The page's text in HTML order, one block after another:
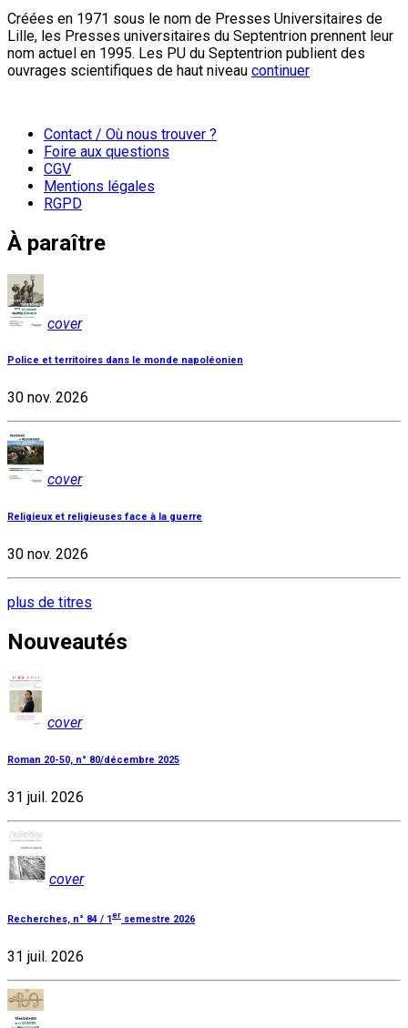
Créées en 1971 sous le nom de Presses Universitaires de
Lille, les Presses universitaires du Septentrion prennent leur
nom actuel en 1995. Les PU du Septentrion publient des
ouvrages scientifiques de haut niveau continuer
Contact / Où nous trouver ?
Foire aux questions
CGV
Mentions légales
RGPD
À paraître
cover
Police et territoires dans le monde napoléonien
30 nov. 2026
cover
Religieux et religieuses face à la guerre
30 nov. 2026
plus de titres
Nouveautés
cover
Roman 20-50, n° 80/décembre 2025
31 juil. 2026
cover
Recherches, n° 84 / 1er semestre 2026
31 juil. 2026